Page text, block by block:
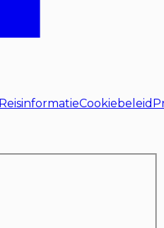
ReisinformatieCookiebeleid